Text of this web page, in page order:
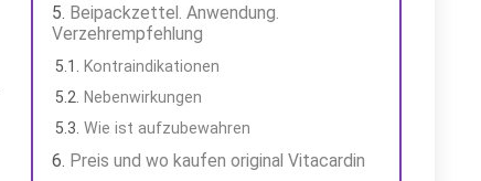
Beipackzettel. Anwendung.
Verzehrempfehlung
Kontraindikationen
Nebenwirkungen
Wie ist aufzubewahren
Preis und wo kaufen original Vitacardin